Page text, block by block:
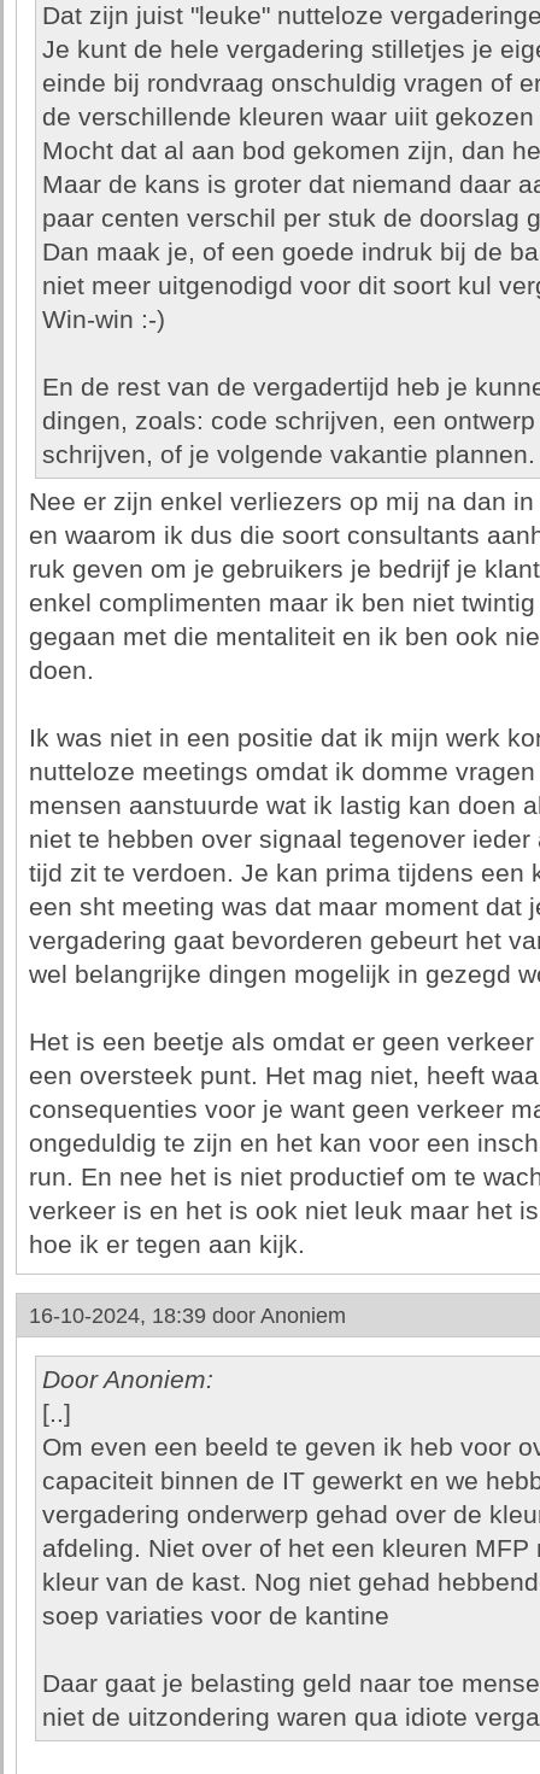
Dat zijn juist "leuke" nutteloze
Je kunt de hele vergadering stilletjes je
einde bij rondvraag onschuldig vragen of
de verschillende kleuren waar uiit
Mocht dat al aan bod gekomen zijn, dan
Maar de kans is groter dat niemand daar
paar centen verschil per stuk de doorslag
Dan maak je, of een goede indruk bij de
niet meer uitgenodigd voor dit soort kul
Win-win :-)
En de rest van de vergadertijd heb je
dingen, zoals: code schrijven, een
schrijven, of je volgende vakantie plannen.
Nee er zijn enkel verliezers op mij na dan
en waarom ik dus die soort consultants
ruk geven om je gebruikers je bedrijf je
enkel complimenten maar ik ben niet
gegaan met die mentaliteit en ik ben ook
doen.
Ik was niet in een positie dat ik mijn werk
nutteloze meetings omdat ik domme
mensen aanstuurde wat ik lastig kan doen
niet te hebben over signaal tegenover
tijd zit te verdoen. Je kan prima tijdens een
een sht meeting was dat maar moment dat
vergadering gaat bevorderen gebeurt het
wel belangrijke dingen mogelijk in gezegd
Het is een beetje als omdat er geen
een oversteek punt. Het mag niet, heeft
consequenties voor je want geen verkeer
ongeduldig te zijn en het kan voor een
run. En nee het is niet productief om te
verkeer is en het is ook niet leuk maar het
hoe ik er tegen aan kijk.
16-10-2024, 18:39 door Anoniem
Door Anoniem:
[..]
Om even een beeld te geven ik heb voor
capaciteit binnen de IT gewerkt en we
vergadering onderwerp gehad over de
afdeling. Niet over of het een kleuren
kleur van de kast. Nog niet gehad
soep variaties voor de kantine
Daar gaat je belasting geld naar toe
niet de uitzondering waren qua idiote